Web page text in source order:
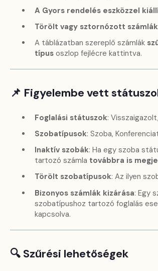
A Gyors rendelés eszközzel
Törölt vagy sztornózott
A táblázatban szereplő számlák
típusoszlop fejlécre kattintva.
📌 Figyelembe vett
Foglalási státuszok:
Szobatípusok: Szoba,
Inaktív szobák: Ha egy szoba
tartozó számla továbbra is
Törölt szobatípusok: Az ilyen
Bizonyos számlák kizárása: Egy
szobatípushoz tartozó foglalás
kapcsolva.
🔍 Szűrési lehetőségek